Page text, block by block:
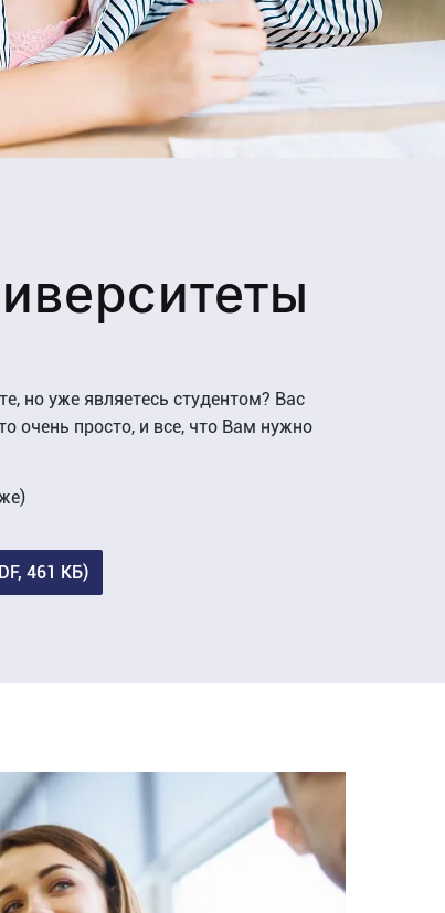
но уже являетесь студентом? Вас
очень просто, и все, что Вам нужно
461 КБ)